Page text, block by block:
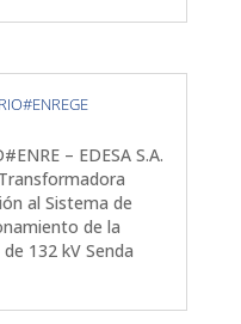
– EDESA S.A.
al Sistema de
de la
132 kV Senda